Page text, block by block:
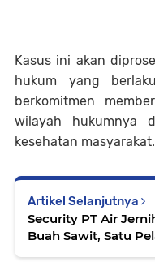
Kasus ini akan
hukum yang
berkomitmen
wilayah hukumnya
kesehatan masyarakat.
Artikel Selanjutnya
Security PT Air
Buah Sawit, Satu